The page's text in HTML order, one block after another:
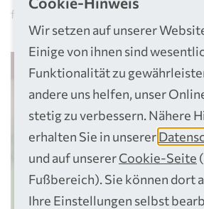
für unsere Umwelt, unser Klima und
Abfall trennen in Bildern
Jetzt downloaden!
Wir setzen auf unserer
Einige von ihnen sind
Funktionalität zu
andere uns helfen, unser
stetig zu verbessern. Nähere
erhalten Sie in unserer
und auf unsererCookie-Seite
Fußbereich). Sie können dort
Ihre Einstellungen selbst